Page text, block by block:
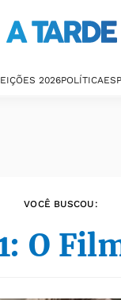
2026POLÍTICA
VOCÊ BUSCOU:
O